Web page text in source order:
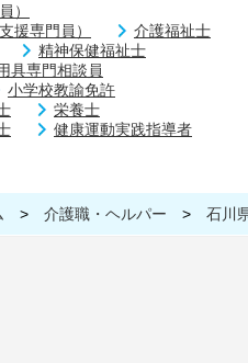
）
援専門員）
介護福祉士
精神保健福祉士
具専門相談員
小学校教諭免許
栄養士
健康運動実践指導者
> 介護職・ヘルパー > 石川